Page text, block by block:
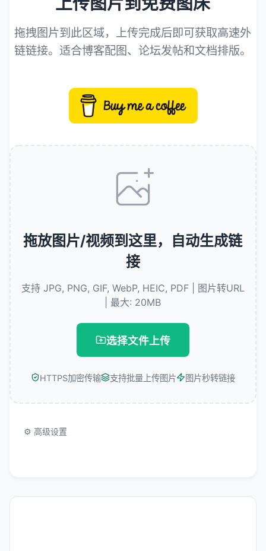
拖拽图片到此区域，上传完成后即可获取高速外
链链接。适合博客配图、论坛发帖和文档排版。
拖放图片/视频到这里，自动生成链
接
支持 JPG, PNG, GIF, WebP, HEIC, PDF | 图片转URL
| 最大: 20MB
选择文件上传
HTTPS加密传输 支持批量上传图片 图片秒转链接
⚙️ 高级设置